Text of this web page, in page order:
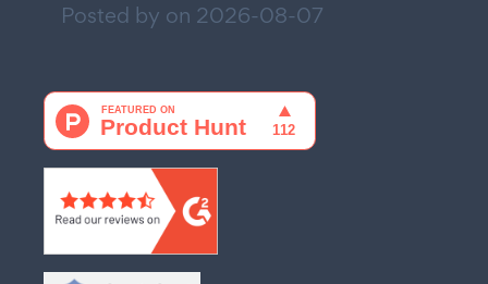
Posted by on 2026-08-07